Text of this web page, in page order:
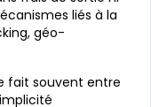
liés à la
géo-
fait souvent entre